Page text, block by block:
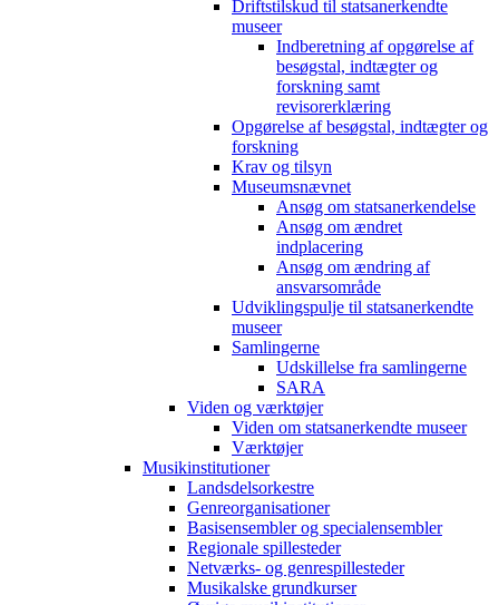
Driftstilskud til statsanerkendte
museer
Indberetning af opgørelse af
besøgstal, indtægter og
forskning samt
revisorerklæring
Opgørelse af besøgstal, indtægter og
forskning
Krav og tilsyn
Museumsnævnet
Ansøg om statsanerkendelse
Ansøg om ændret
indplacering
Ansøg om ændring af
ansvarsområde
Udviklingspulje til statsanerkendte
museer
Samlingerne
Udskillelse fra samlingerne
SARA
Viden og værktøjer
Viden om statsanerkendte museer
Værktøjer
Musikinstitutioner
Landsdelsorkestre
Genreorganisationer
Basisensembler og specialensembler
Regionale spillesteder
Netværks- og genrespillesteder
Musikalske grundkurser